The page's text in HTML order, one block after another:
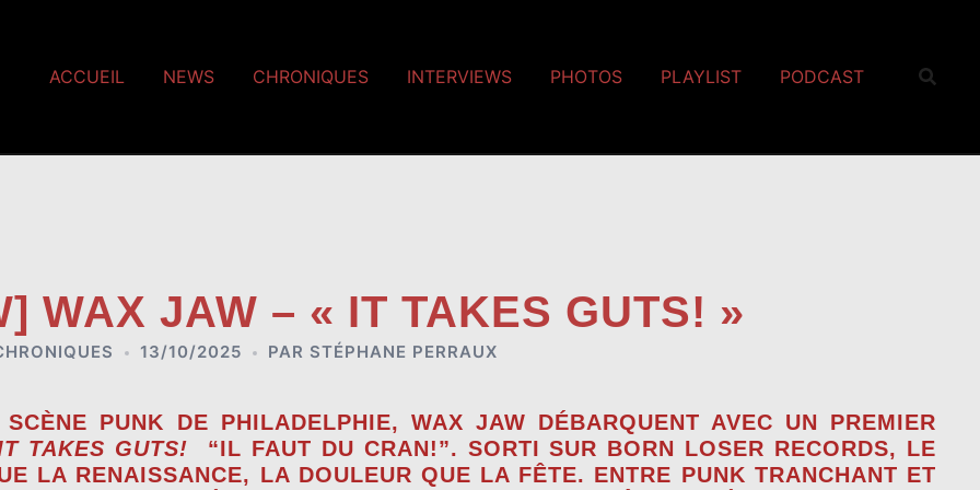
ACCUEIL NEWS CHRONIQUES INTERVIEWS PHOTOS PLAYLIST PODCAST
WAX JAW – « IT TAKES GUTS! »
13/10/2025 PAR STÉPHANE PERRAUX
PUNK DE PHILADELPHIE, WAX JAW DÉBARQUENT AVEC UN PREMIER
TAKES GUTS! “IL FAUT DU CRAN!”. SORTI SUR BORN LOSER RECORDS, LE
LA RENAISSANCE, LA DOULEUR QUE LA FÊTE. ENTRE PUNK TRANCHANT ET